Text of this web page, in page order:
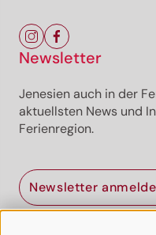
Newsletter
Jenesien auch in der
aktuellsten News und
Ferienregion.
Newsletter
Jenesien auch in